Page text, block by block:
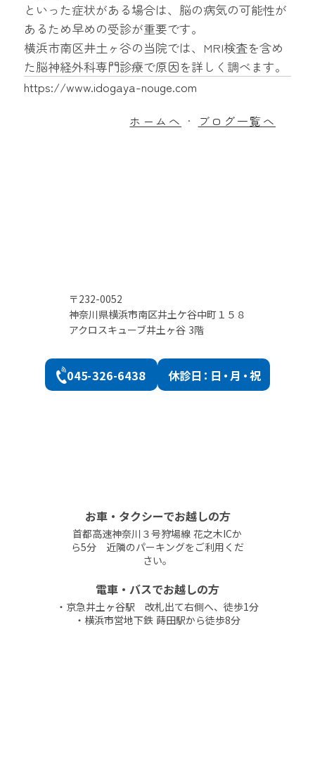
といった症状がある場合は、脳の病気の可能性が
あるため早めの受診が重要です。
横浜市南区井土ヶ谷の当院では、MRI検査を含め
た脳神経外科専門診療で原因を詳しく調べます。
https://www.idogaya-nouge.com
ホームへ ・ ブログ一覧へ
〒232-0052
神奈川県横浜市南区井土ケ谷中町１５８
アクロスキューブ井土ヶ谷 3階
045-326-6438 休診日：日・月・祝
お車・タクシーでお越しの方
首都高速神奈川３号狩場線 花之木ICか
ら5分 近隣のパーキングをご利用くだ
さい。
電車・バスでお越しの方
・京急井土ヶ谷駅 改札出て右側へ、徒歩1分
・横浜市営地下鉄 蒔田駅から徒歩8分